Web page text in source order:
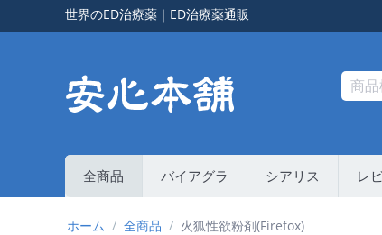
世界のED治療薬 ｜ ED治療薬通販
全商品 バイアグラ シアリス レ
ホーム / 全商品 / 火狐性欲粉剤(Firefox)